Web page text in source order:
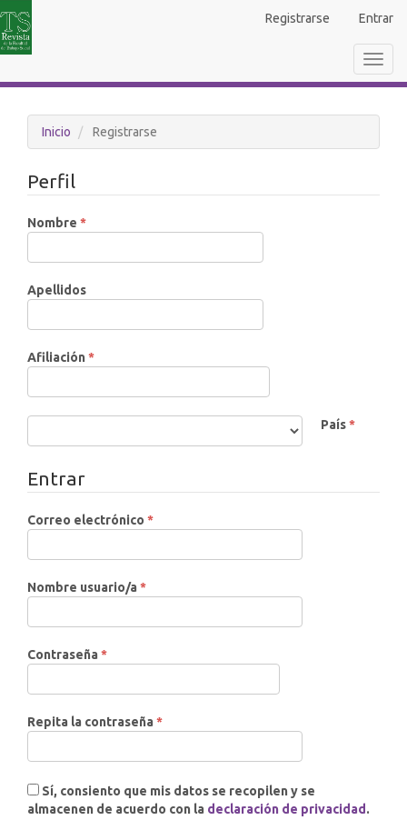
Barra
Registrarse Entrar
Inicio Registrarse
Perfil
Nombre *Obligatorio
Apellidos
Afiliación *Obligatorio
País*
Entrar
Correo electrónico *Obligatorio
Nombre usuario/a *Obligatorio
Contraseña *Obligatorio
Repita la contraseña *Obligatorio
almacenen de acuerdo con la declaración de privacidad .